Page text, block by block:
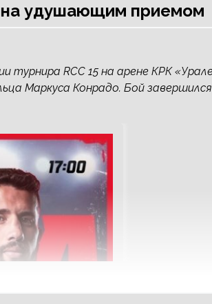
удушающим приемом
турнира RCC 15 на арене КРК
Маркуса Конрадо. Бой завершился